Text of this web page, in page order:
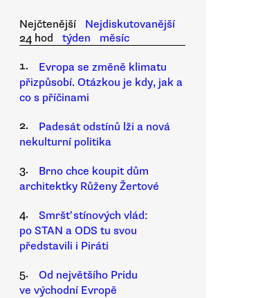
Nejčtenější
Nejdiskutovanější
24 hod
týden
měsíc
1.
Evropa se změně klimatu
přizpůsobí. Otázkou je kdy, jak a
co s příčinami
2.
Padesát odstínů lži a nová
nekulturní politika
3.
Brno chce koupit dům
architektky Růženy Žertové
4.
Smršť stínových vlád:
po STAN a ODS tu svou
představili i Piráti
5.
Od největšího Pridu
ve východní Evropě